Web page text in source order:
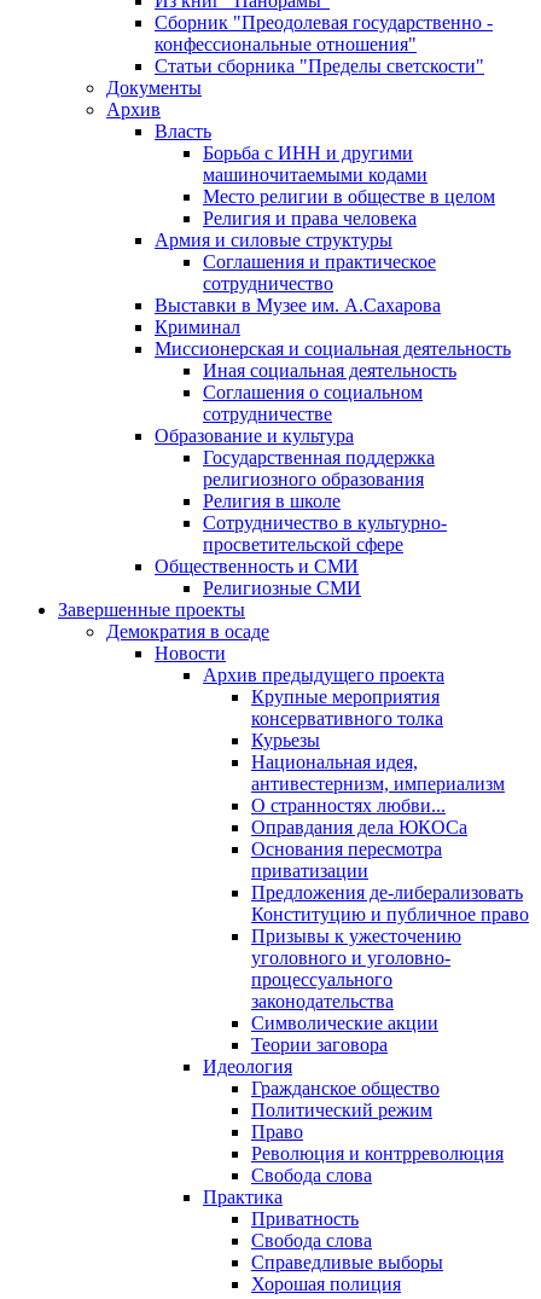
Сборник "Преодолевая государственно -
конфессиональные отношения"
Статьи сборника "Пределы светскости"
Документы
Архив
Власть
Борьба с ИНН и другими
машиночитаемыми кодами
Место религии в обществе в целом
Религия и права человека
Армия и силовые структуры
Соглашения и практическое
сотрудничество
Выставки в Музее им. А.Сахарова
Криминал
Миссионерская и социальная деятельность
Иная социальная деятельность
Соглашения о социальном
сотрудничестве
Образование и культура
Государственная поддержка
религиозного образования
Религия в школе
Сотрудничество в культурно-
просветительской сфере
Общественность и СМИ
Религиозные СМИ
Завершенные проекты
Демократия в осаде
Новости
Архив предыдущего проекта
Крупные мероприятия
консервативного толка
Курьезы
Национальная идея,
антивестернизм, империализм
О странностях любви...
Оправдания дела ЮКОСа
Основания пересмотра
приватизации
Предложения де-либерализовать
Конституцию и публичное право
Призывы к ужесточению
уголовного и уголовно-
процессуального
законодательства
Символические акции
Теории заговора
Идеология
Гражданское общество
Политический режим
Право
Революция и контрреволюция
Свобода слова
Практика
Приватность
Свобода слова
Справедливые выборы
Хорошая полиция